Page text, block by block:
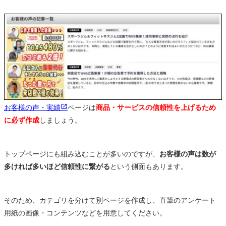
お客様の声・実績 ページは商品・サービスの信頼性を上げるため
に必ず作成しましょう。
トップページにも組み込むことが多いのですが、 お客様の声は数が
多ければ多いほど信頼性に繋がるという側面もあります。
そのため、カテゴリを分けて別ページを作成し、直筆のアンケート
用紙の画像・コンテンツなどを用意してください。